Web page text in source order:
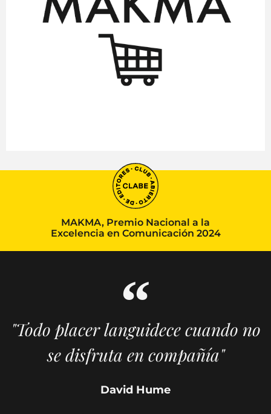
MAKMA, Premio Nacional a la
Excelencia en Comunicación 2024
"Todo placer languidece cuando no
se disfruta en compañía"
David Hume